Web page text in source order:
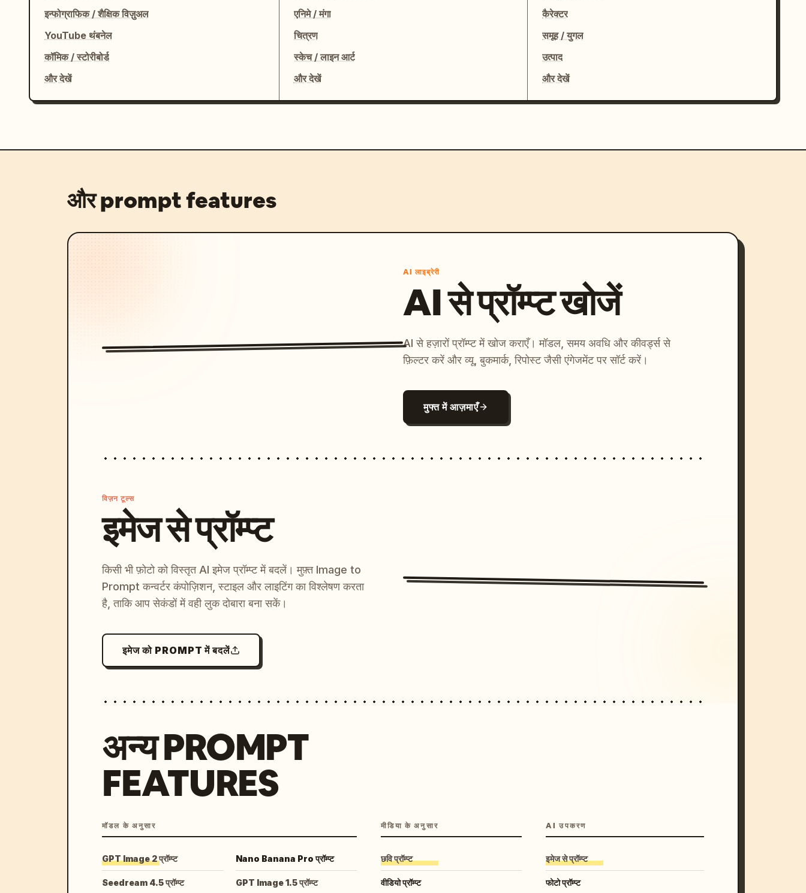
इन्फोग्राफिक / शैक्षिक विज़ुअल
YouTube थंबनेल
कॉमिक / स्टोरीबोर्ड
और देखें
एनिमे / मंगा
चित्रण
स्केच / लाइन आर्ट
और देखें
कैरेक्टर
समूह / युगल
उत्पाद
और देखें
और prompt features
AI लाइब्रेरी
AI से प्रॉम्प्ट खोजें
AI से हज़ारों प्रॉम्प्ट में खोज कराएँ। मॉडल, समय अवधि और कीवर्ड्स से
फ़िल्टर करें और व्यू, बुकमार्क, रिपोस्ट जैसी एंगेजमेंट पर सॉर्ट करें।
मुफ्त में आज़माएँ
विज़न टूल्स
इमेज से प्रॉम्प्ट
किसी भी फ़ोटो को विस्तृत AI इमेज प्रॉम्प्ट में बदलें। मुफ़्त Image to
Prompt कन्वर्टर कंपोज़िशन, स्टाइल और लाइटिंग का विश्लेषण करता
है, ताकि आप सेकंडों में वही लुक दोबारा बना सकें।
इमेज को PROMPT में बदलें
अन्य PROMPT
FEATURES
मॉडल के अनुसार
GPT Image 2 प्रॉम्प्ट Nano Banana Pro प्रॉम्प्ट
Seedream 4.5 प्रॉम्प्ट GPT Image 1.5 प्रॉम्प्ट
मीडिया के अनुसार
छवि प्रॉम्प्ट
वीडियो प्रॉम्प्ट
AI उपकरण
इमेज से प्रॉम्प्ट
फोटो प्रॉम्प्ट